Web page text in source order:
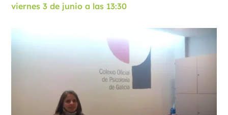
viernes 3 de junio a las 13:30